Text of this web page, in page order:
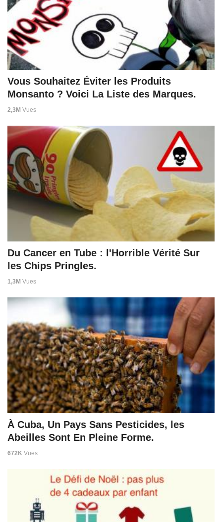
Vous Souhaitez Éviter les Produits
Monsanto ? Voici La Liste des Marques.
2,3M Vues
Du Cancer en Tube : l'Horrible Vérité Sur
les Chips Pringles.
1,3M Vues
À Cuba, Un Pays Sans Pesticides, les
Abeilles Sont En Pleine Forme.
672K Vues